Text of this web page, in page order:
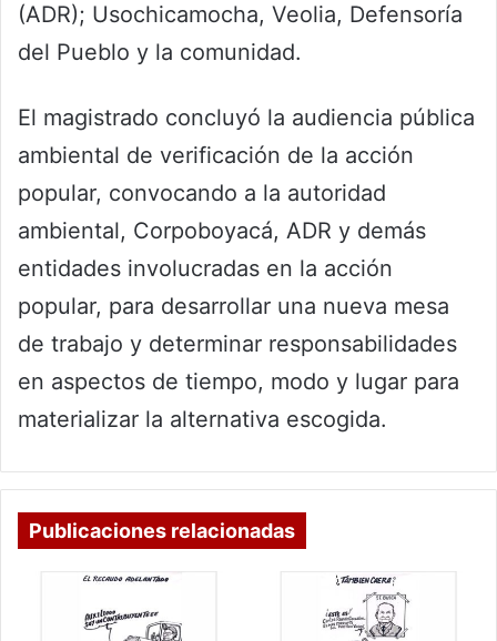
(ADR); Usochicamocha, Veolia, Defensoría
del Pueblo y la comunidad.
El magistrado concluyó la audiencia pública
ambiental de verificación de la acción
popular, convocando a la autoridad
ambiental, Corpoboyacá, ADR y demás
entidades involucradas en la acción
popular, para desarrollar una nueva mesa
de trabajo y determinar responsabilidades
en aspectos de tiempo, modo y lugar para
materializar la alternativa escogida.
Publicaciones relacionadas